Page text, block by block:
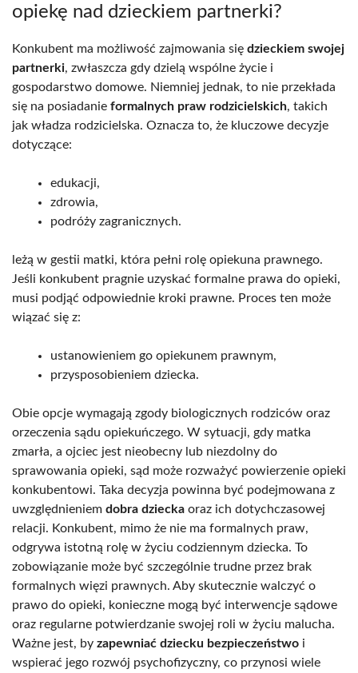
opiekę nad dzieckiem partnerki?
Konkubent ma możliwość zajmowania się dzieckiem swojej
partnerki, zwłaszcza gdy dzielą wspólne życie i
gospodarstwo domowe. Niemniej jednak, to nie przekłada
się na posiadanie formalnych praw rodzicielskich, takich
jak władza rodzicielska. Oznacza to, że kluczowe decyzje
dotyczące:
edukacji,
zdrowia,
podróży zagranicznych.
leżą w gestii matki, która pełni rolę opiekuna prawnego.
Jeśli konkubent pragnie uzyskać formalne prawa do opieki,
musi podjąć odpowiednie kroki prawne. Proces ten może
wiązać się z:
ustanowieniem go opiekunem prawnym,
przysposobieniem dziecka.
Obie opcje wymagają zgody biologicznych rodziców oraz
orzeczenia sądu opiekuńczego. W sytuacji, gdy matka
zmarła, a ojciec jest nieobecny lub niezdolny do
sprawowania opieki, sąd może rozważyć powierzenie opieki
konkubentowi. Taka decyzja powinna być podejmowana z
uwzględnieniem dobra dziecka oraz ich dotychczasowej
relacji. Konkubent, mimo że nie ma formalnych praw,
odgrywa istotną rolę w życiu codziennym dziecka. To
zobowiązanie może być szczególnie trudne przez brak
formalnych więzi prawnych. Aby skutecznie walczyć o
prawo do opieki, konieczne mogą być interwencje sądowe
oraz regularne potwierdzanie swojej roli w życiu malucha.
Ważne jest, by zapewniać dziecku bezpieczeństwo i
wspierać jego rozwój psychofizyczny, co przynosi wiele